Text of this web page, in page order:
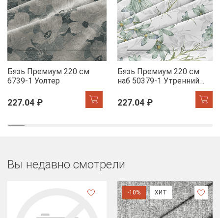
Бязь Премиум 220 см
6739-1 Уолтер
227.04 ₽
Бязь Премиум 220 см
наб 50379-1 Утренний
227.04 ₽
Вы недавно смотрели
-10% ХИТ